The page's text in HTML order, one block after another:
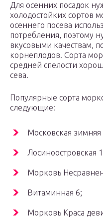
Для осенних посадок
холодостойких сортов
осеннего посева
потребления, поэтому
вкусовыми качествам,
корнеплодов. Сорта
средней спелости
сева.
Популярные сорта
следующие:
Московская зимняя
Лосиноостровская
Морковь
Витаминная 6;
Морковь Краса